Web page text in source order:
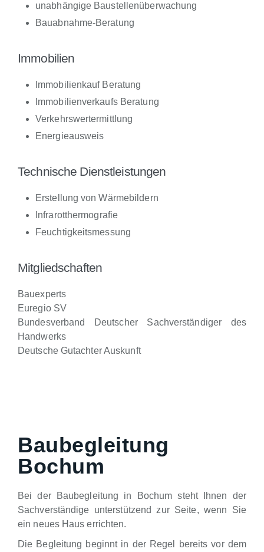
unabhängige Baustellenüberwachung
Bauabnahme-Beratung
Immobilien
Immobilienkauf Beratung
Immobilienverkaufs Beratung
Verkehrswertermittlung
Energieausweis
Technische Dienstleistungen
Erstellung von Wärmebildern
Infrarotthermografie
Feuchtigkeitsmessung
Mitgliedschaften
Bauexperts
Euregio SV
Bundesverband Deutscher Sachverständiger des
Handwerks
Deutsche Gutachter Auskunft
Baubegleitung
Bochum
Bei der Baubegleitung in Bochum steht Ihnen der
Sachverständige unterstützend zur Seite, wenn Sie
ein neues Haus errichten.
Die Begleitung beginnt in der Regel bereits vor dem